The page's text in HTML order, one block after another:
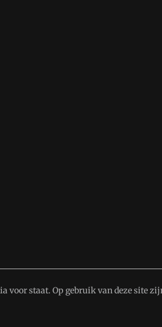
voor staat. Op gebruik van deze site